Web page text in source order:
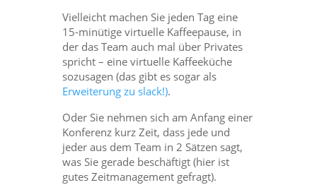
Vielleicht machen Sie jeden Tag eine
15-minütige virtuelle Kaffeepause, in
der das Team auch mal über Privates
spricht – eine virtuelle Kaffeeküche
sozusagen (das gibt es sogar als
Erweiterung zu slack!).
Oder Sie nehmen sich am Anfang einer
Konferenz kurz Zeit, dass jede und
jeder aus dem Team in 2 Sätzen sagt,
was Sie gerade beschäftigt (hier ist
gutes Zeitmanagement gefragt).